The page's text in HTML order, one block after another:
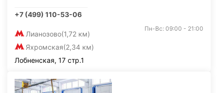
+7 (499) 110-53-06
Лианозово(1,72 км)
Яхромская(2,34 км)
Пн-Вс: 09:00 - 21:00
Лобненская, 17 стр.1